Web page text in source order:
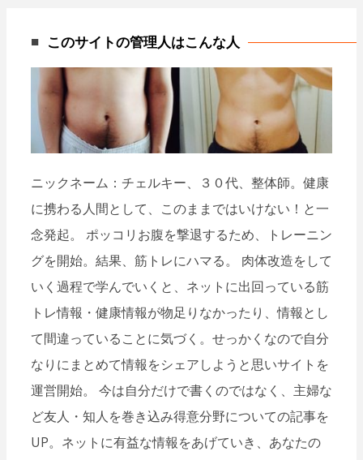
ビ
ゲ
ー
シ
ョ
ン
このサイトの管理人はこんな人
ニックネーム：チェルキー、３０代、整体師。健康
に携わる人間として、このままではいけない！と一
念発起。 ポッコリお腹を撃退するため、トレーニン
グを開始。結果、筋トレにハマる。 肉体改造をして
いく過程で学んでいくと、ネットに出回っている筋
トレ情報・健康情報が物足りなかったり、情報とし
て間違っていることに気づく。せっかくなので自分
なりにまとめて情報をシェアしようと思いサイトを
運営開始。 今は自分だけで書くのではなく、主婦な
ど友人・知人を巻き込み得意分野についての記事を
UP。ネットに有益な情報をあげていき、あなたの